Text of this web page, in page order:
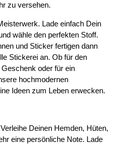
zu versehen.
Lade einfach Dein
wähle den perfekten Stoff.
und Sticker fertigen dann
Stickerei an. Ob für den
oder für ein
hochmodernen
Ideen zum Leben erwecken.
Verleihe Deinen Hemden, Hüten,
eine persönliche Note. Lade